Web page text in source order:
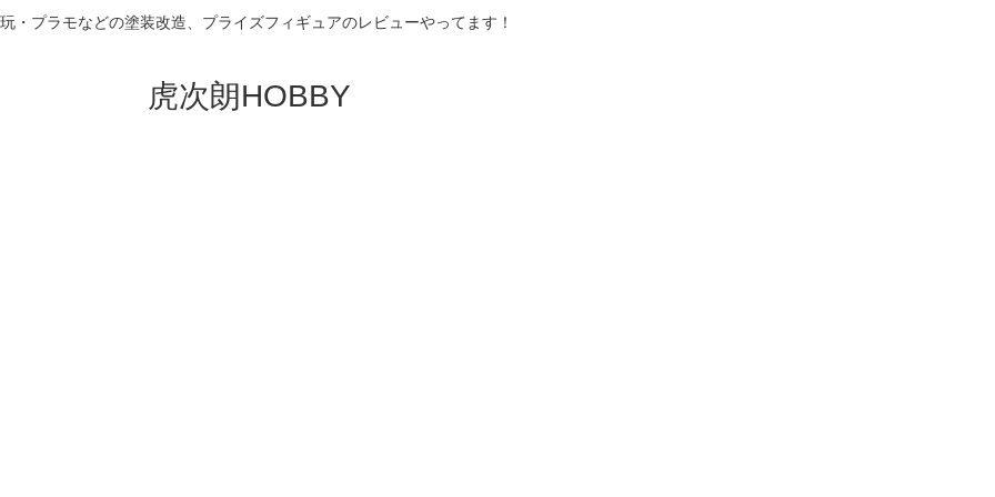
・プラモなどの塗装改造、プライズフィギュアのレビューやってます！
虎次朗HOBBY